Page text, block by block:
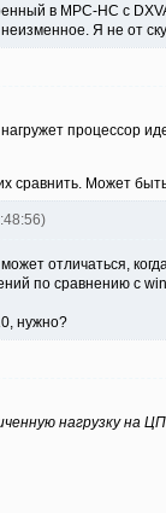
в MPC-HC c
Я не от
процессор
сравнить. Может
отличаться,
по сравнению с
нужно?
нагрузку на